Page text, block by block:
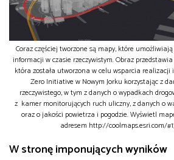
Coraz częściej tworzone są mapy, które
informacji w czasie rzeczywistym. Obraz
która została utworzona w celu wsparcia realizacji
Zero Initiative w Nowym Jorku korzystając z
rzeczywistego, w tym z danych o wypadkach
z kamer monitorujących ruch uliczny, z danych o
oraz o jakości powietrza i pogodzie. Wyświetl
adresem http://coolmaps.esri.com/
W stronę imponujących wyników